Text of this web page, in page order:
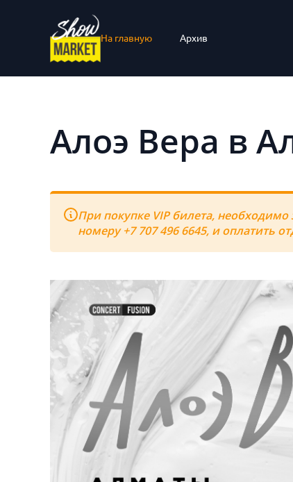
На главную Архив
Алоэ Вера в
При покупке VIP билета, необходимо
номеру +7 707 496 6645, и оплатить